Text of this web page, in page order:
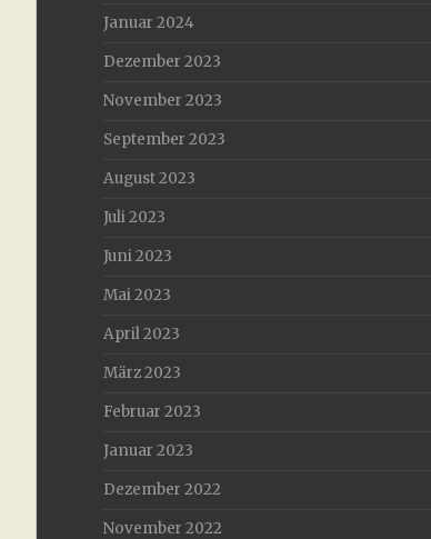
Januar 2024
Dezember 2023
November 2023
September 2023
August 2023
Juli 2023
Juni 2023
Mai 2023
April 2023
März 2023
Februar 2023
Januar 2023
Dezember 2022
November 2022